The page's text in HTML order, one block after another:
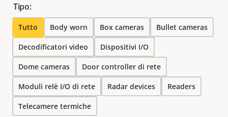
Tipo:
Tutto Body worn Box cameras Bullet cameras
Decodificatori video Dispositivi I/O
Dome cameras Door controller di rete
Moduli relè I/O di rete Radar devices Readers
Telecamere termiche